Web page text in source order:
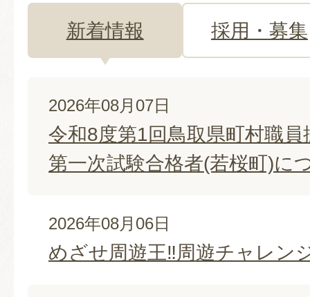
新着情報 採用・募集
2026年08月07日
令和8度第1回鳥取県町村職員
第一次試験合格者(若桜町)に
2026年08月06日
めざせ周遊王‼周遊チャレン